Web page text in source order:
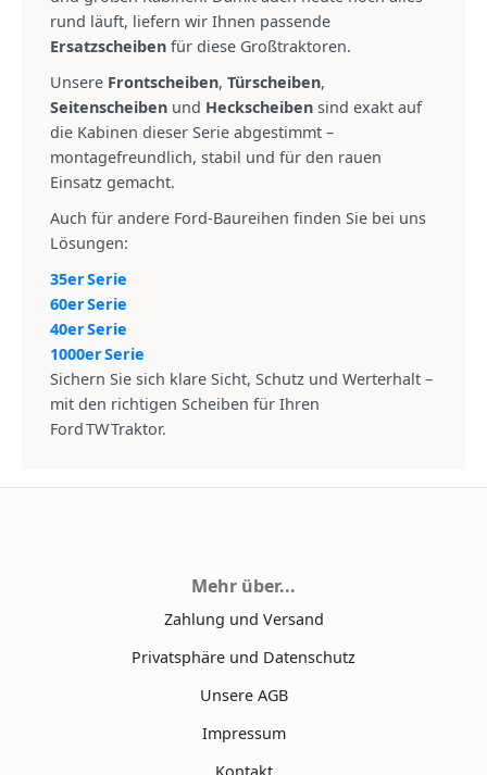
rund läuft, liefern wir Ihnen passende
Ersatzscheiben für diese Großtraktoren.
Unsere Frontscheiben, Türscheiben,
Seitenscheiben und Heckscheiben sind exakt auf
die Kabinen dieser Serie abgestimmt –
montagefreundlich, stabil und für den rauen
Einsatz gemacht.
Auch für andere Ford‑Baureihen finden Sie bei uns
Lösungen:
35er Serie
60er Serie
40er Serie
1000er Serie
Sichern Sie sich klare Sicht, Schutz und Werterhalt –
mit den richtigen Scheiben für Ihren
Ford TW Traktor.
Mehr über...
Zahlung und Versand
Privatsphäre und Datenschutz
Unsere AGB
Impressum